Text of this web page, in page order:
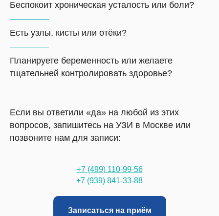
Беспокоит хроническая усталость или боли?
Есть узлы, кисты или отёки?
Планируете беременность или желаете
тщательней контролировать здоровье?
Если вы ответили «да» на любой из этих
вопросов, запишитесь на УЗИ в Москве или
позвоните нам для записи:
+7 (499) 110-99-56
+7 (939) 841-33-88
Записаться на приём